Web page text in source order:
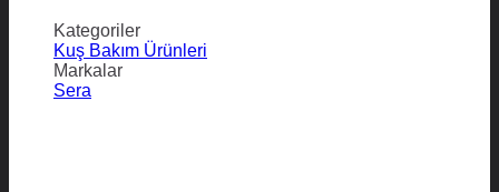
Kategoriler
Kuş Bakım Ürünleri
Markalar
Sera